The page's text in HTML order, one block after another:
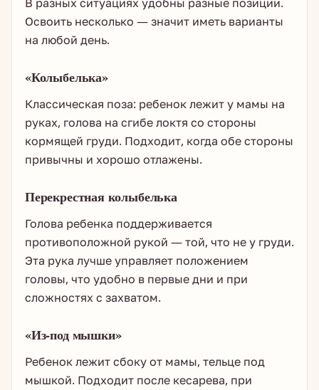
Освоить несколько — значит иметь варианты
на любой день.
«Колыбелька»
Классическая поза: ребенок лежит у мамы на
руках, голова на сгибе локтя со стороны
кормящей груди. Подходит, когда обе стороны
привычны и хорошо отлажены.
Перекрестная колыбелька
Голова ребенка поддерживается
противоположной рукой — той, что не у груди.
Эта рука лучше управляет положением
головы, что удобно в первые дни и при
сложностях с захватом.
«Из-под мышки»
Ребенок лежит сбоку от мамы, тельце под
мышкой. Подходит после кесарева, при